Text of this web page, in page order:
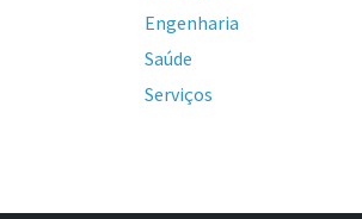
Engenharia
Saúde
Serviços